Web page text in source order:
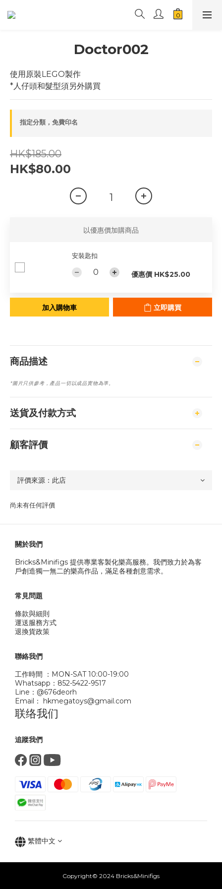
Doctor002
使用原裝LEGO製作
*人仔頭和髮型須另外購買
指定分類，免費印名
HK$185.00
HK$80.00
以優惠價加購商品
安裝匙扣
優惠價 HK$25.00
加入購物車 立即購買
商品描述
*圖片只供參考， 產品一切以成品實物為準。
送貨及付款方式
顧客評價
尚未有任何評價
關於我們
Bricks&Minifigs 提供專業客製化樂高服務。我們致力於為客
戶創造獨一無二的樂高作品，滿足各種創意需求。
常見問題
條款與細則
運送服務方式
退換貨政策
聯絡我們
工作時間 ：MON-SAT 10:00-19:00
Whatsapp：852-5422-9517
Line：@676deorh
Email： hkmegatoys@gmail.com
联络我们
追蹤我們
繁體中文
Copyright© 2024 Bricks&Minifigs